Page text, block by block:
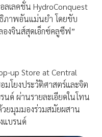
เลคชั่น HydroConquest
ภาพอันแม่นยำ โดยขับ
องจินส์สุดเอ็กซ์คลูซีฟ”
up Store at Central
โยงประวัติศาสตร์และจิต
ด์ ผ่านรายละเอียดในโทน
ยมุมมองร่วมสมัยผสาน
แบรนด์